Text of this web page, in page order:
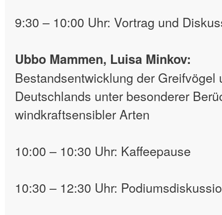
9:30 – 10:00 Uhr: Vortrag und
Ubbo Mammen, Luisa Minkov:
Bestandsentwicklung der Greifvögel
Deutschlands unter besonderer
windkraftsensibler Arten
10:00 – 10:30 Uhr: Kaffeepause
10:30 – 12:30 Uhr: